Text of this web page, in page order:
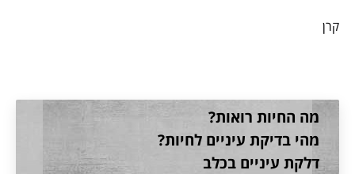
קרן
מה החיות רואות?
מהי בדיקת עיניים לחיות?
דלקת עיניים בכלב